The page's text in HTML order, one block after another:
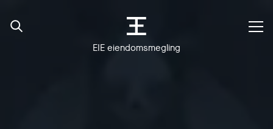
EIE eiendomsmegling